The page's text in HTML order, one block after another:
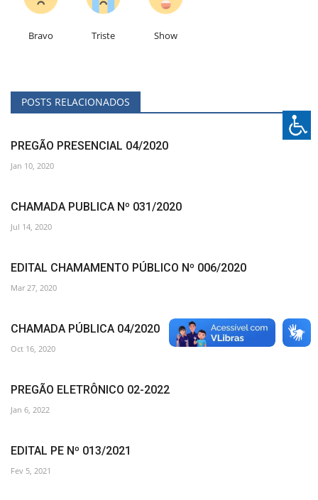
Bravo Triste Show
POSTS RELACIONADOS
PREGÃO PRESENCIAL 04/2020
Jan 10, 2020
CHAMADA PUBLICA Nº 031/2020
Jul 14, 2020
EDITAL CHAMAMENTO PÚBLICO Nº 006/2020
Mar 27, 2020
CHAMADA PÚBLICA 04/2020
Oct 16, 2020
PREGÃO ELETRÔNICO 02-2022
Jan 6, 2022
EDITAL PE Nº 013/2021
Fev 5, 2021